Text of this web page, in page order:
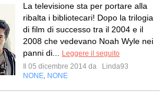
La televisione sta per portare alla
ribalta i bibliotecari! Dopo la trilogia
di film di successo tra il 2004 e il
2008 che vedevano Noah Wyle nei
panni di...
Leggere il seguito
Il 05 dicembre 2014 da
Linda93
NONE NONE